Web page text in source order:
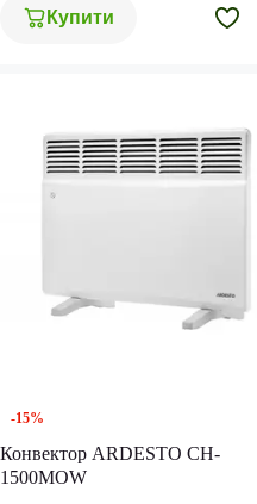
Купити
-15%
Конвектор ARDESTO CH-
1500MOW